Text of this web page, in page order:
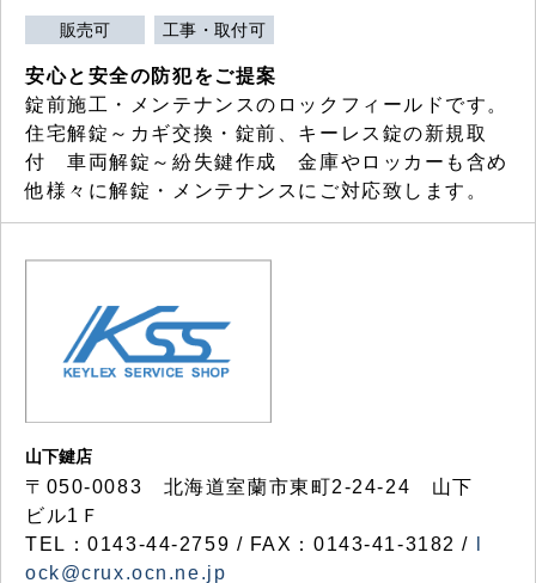
販売可 工事・取付可
安心と安全の防犯をご提案
錠前施工・メンテナンスのロックフィールドです。
住宅解錠～カギ交換・錠前、キーレス錠の新規取
付 車両解錠～紛失鍵作成 金庫やロッカーも含め
他様々に解錠・メンテナンスにご対応致します。
山下鍵店
〒050-0083 北海道室蘭市東町2-24-24 山下
ビル1Ｆ
TEL：0143-44-2759 / FAX：0143-41-3182 /
ock@crux.ocn.ne.jp